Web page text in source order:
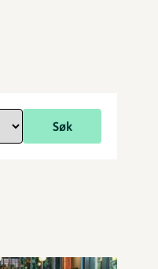
Søk